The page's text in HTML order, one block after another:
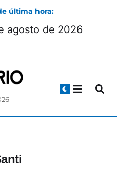
última hora:
agosto de 2026